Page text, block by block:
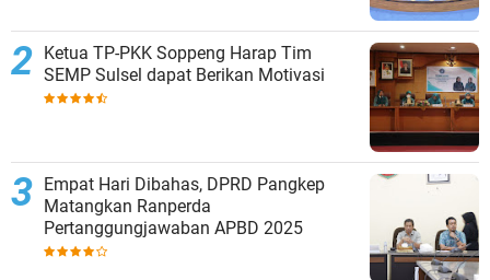
Ketua TP-PKK Soppeng Harap Tim
SEMP Sulsel dapat Berikan Motivasi
Empat Hari Dibahas, DPRD Pangkep
Matangkan Ranperda
Pertanggungjawaban APBD 2025